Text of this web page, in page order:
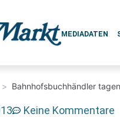
MEDIADATEN
> Bahnhofsbuchhändler
Keine Kommentare